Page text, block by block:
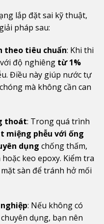
lắp đặt sai kỹ thuật,
pháp sau:
theo tiêu chuẩn: Khi thi
độ nghiêng từ 1%
Điều này giúp nước tự
mà không cần can
thoát: Trong quá trình
miệng phễu với ống
dụng chống thấm,
keo epoxy. Kiểm tra
sàn để tránh hở mối
: Nếu không có
dụng, bạn nên